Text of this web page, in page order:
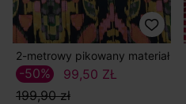
2-metrowy pikowany materiał
99,50 ZŁ
199,90 zł
-50%